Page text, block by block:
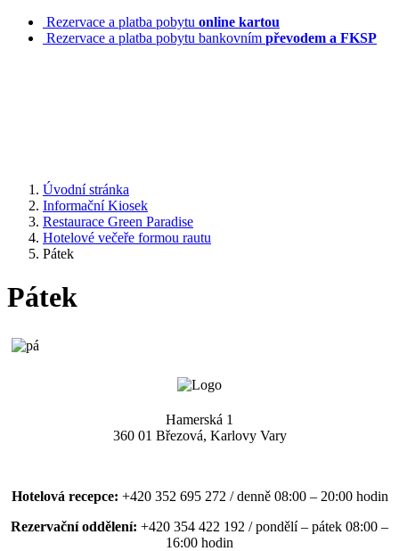
Rezervace a platba pobytu online kartou
Rezervace a platba pobytu bankovním převodem a FKSP
Úvodní stránka
Informační Kiosek
Restaurace Green Paradise
Hotelové večeře formou rautu
Pátek
Pátek
Hamerská 1
360 01 Březová, Karlovy Vary
Hotelová recepce: +420 352 695 272 / denně 08:00 – 20:00 hodin
Rezervační oddělení: +420 354 422 192 / pondělí – pátek 08:00 –
16:00 hodin